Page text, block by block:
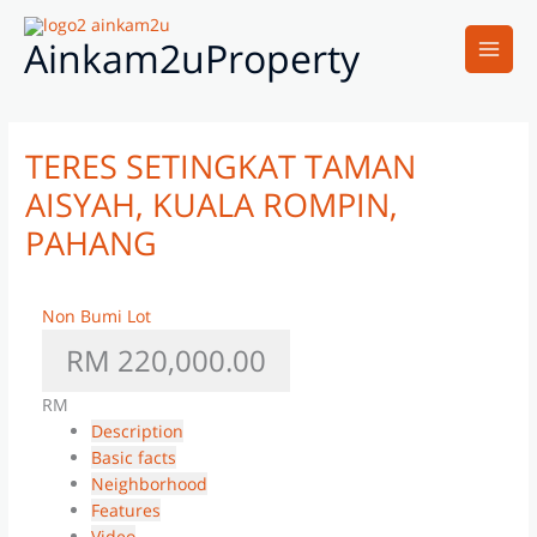
Skip
contentAinkam2uProperty
Main
TERES SETINGKAT TAMAN
AISYAH, KUALA ROMPIN,
PAHANG
Non Bumi Lot
RM 220,000.00
RM
Description
Basic facts
Neighborhood
Features